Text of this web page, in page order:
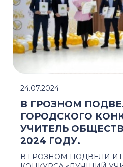
В ГРОЗНОМ ПОДВЕЛИ
В ГРОЗНОМ
ГОРОДСКОГО
УЧИТЕЛЬ
2024 ГОДУ.
24.07.2024